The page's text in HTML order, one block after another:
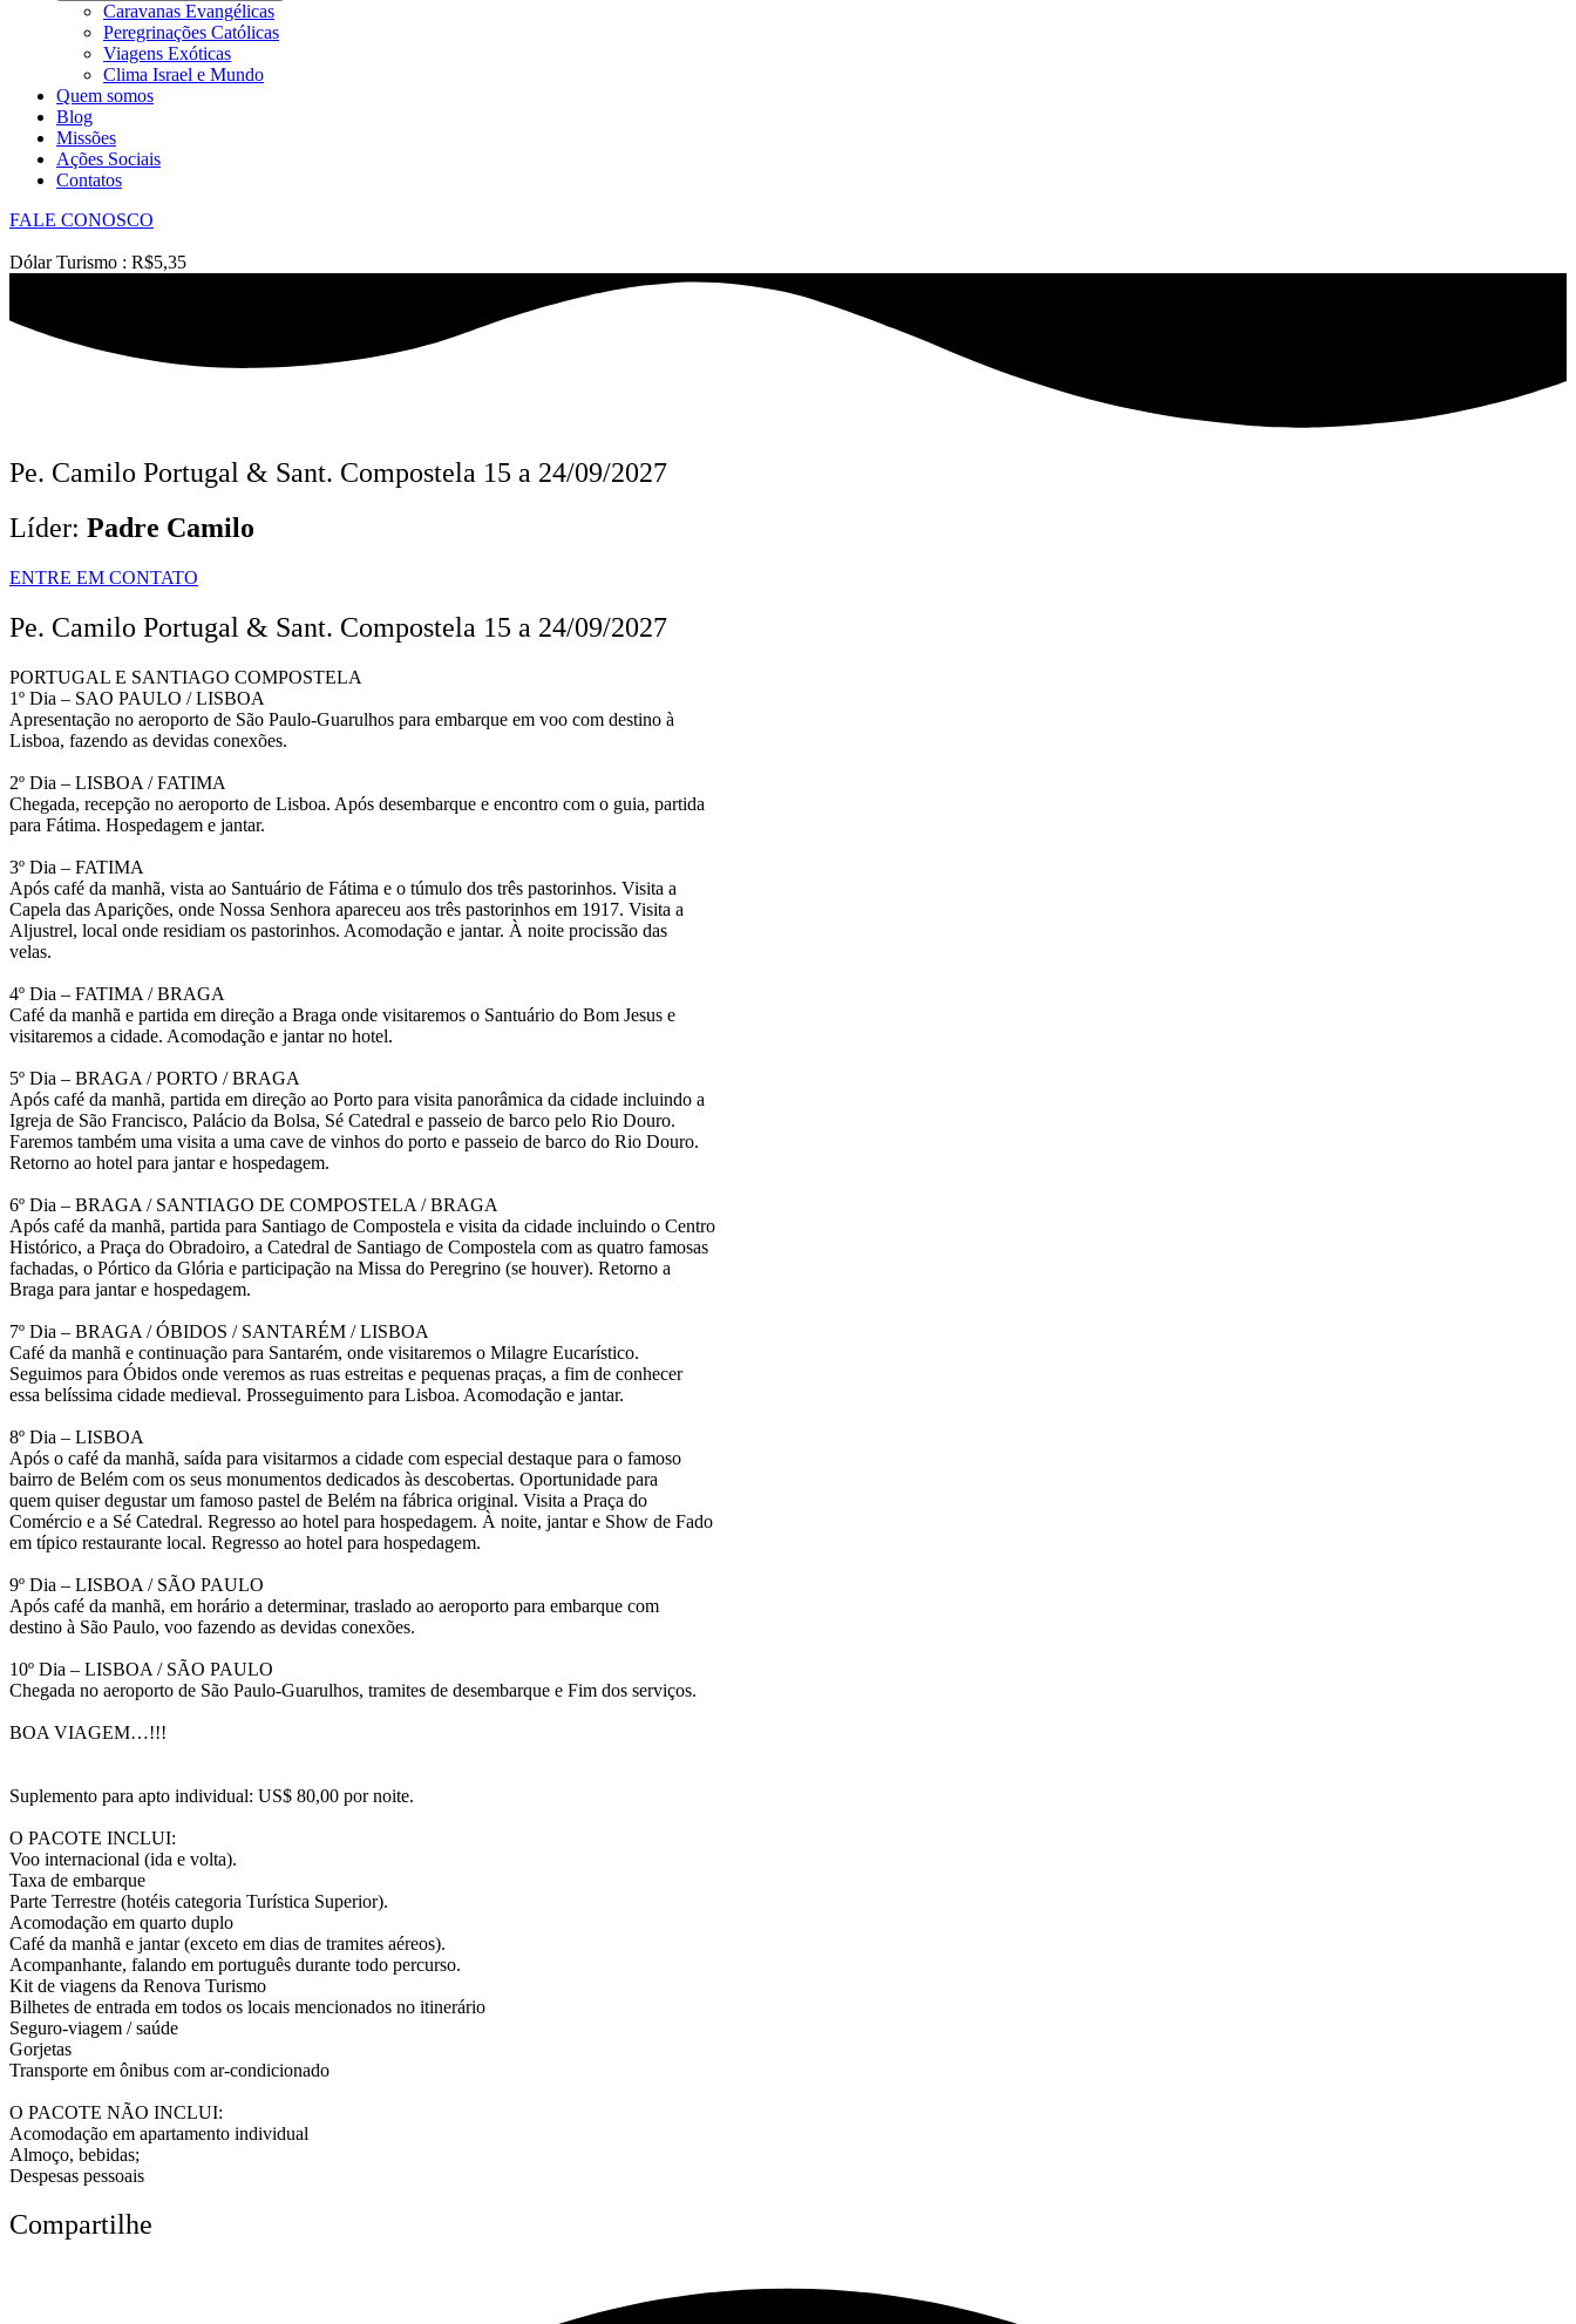
Caravanas Evangélicas
Peregrinações Católicas
Viagens Exóticas
Clima Israel e Mundo
Quem somos
Blog
Missões
Ações Sociais
Contatos
FALE CONOSCO
Dólar Turismo : R$5,35
Pe. Camilo Portugal & Sant. Compostela 15 a 24/09/2027
Líder: Padre Camilo
ENTRE EM CONTATO
Pe. Camilo Portugal & Sant. Compostela 15 a 24/09/2027
PORTUGAL E SANTIAGO COMPOSTELA
1º Dia – SAO PAULO / LISBOA
Apresentação no aeroporto de São Paulo-Guarulhos para embarque em voo com destino à
Lisboa, fazendo as devidas conexões.
2º Dia – LISBOA / FATIMA
Chegada, recepção no aeroporto de Lisboa. Após desembarque e encontro com o guia, partida
para Fátima. Hospedagem e jantar.
3º Dia – FATIMA
Após café da manhã, vista ao Santuário de Fátima e o túmulo dos três pastorinhos. Visita a
Capela das Aparições, onde Nossa Senhora apareceu aos três pastorinhos em 1917. Visita a
Aljustrel, local onde residiam os pastorinhos. Acomodação e jantar. À noite procissão das
velas.
4º Dia – FATIMA / BRAGA
Café da manhã e partida em direção a Braga onde visitaremos o Santuário do Bom Jesus e
visitaremos a cidade. Acomodação e jantar no hotel.
5º Dia – BRAGA / PORTO / BRAGA
Após café da manhã, partida em direção ao Porto para visita panorâmica da cidade incluindo a
Igreja de São Francisco, Palácio da Bolsa, Sé Catedral e passeio de barco pelo Rio Douro.
Faremos também uma visita a uma cave de vinhos do porto e passeio de barco do Rio Douro.
Retorno ao hotel para jantar e hospedagem.
6º Dia – BRAGA / SANTIAGO DE COMPOSTELA / BRAGA
Após café da manhã, partida para Santiago de Compostela e visita da cidade incluindo o Centro
Histórico, a Praça do Obradoiro, a Catedral de Santiago de Compostela com as quatro famosas
fachadas, o Pórtico da Glória e participação na Missa do Peregrino (se houver). Retorno a
Braga para jantar e hospedagem.
7º Dia – BRAGA / ÓBIDOS / SANTARÉM / LISBOA
Café da manhã e continuação para Santarém, onde visitaremos o Milagre Eucarístico.
Seguimos para Óbidos onde veremos as ruas estreitas e pequenas praças, a fim de conhecer
essa belíssima cidade medieval. Prosseguimento para Lisboa. Acomodação e jantar.
8º Dia – LISBOA
Após o café da manhã, saída para visitarmos a cidade com especial destaque para o famoso
bairro de Belém com os seus monumentos dedicados às descobertas. Oportunidade para
quem quiser degustar um famoso pastel de Belém na fábrica original. Visita a Praça do
Comércio e a Sé Catedral. Regresso ao hotel para hospedagem. À noite, jantar e Show de Fado
em típico restaurante local. Regresso ao hotel para hospedagem.
9º Dia – LISBOA / SÃO PAULO
Após café da manhã, em horário a determinar, traslado ao aeroporto para embarque com
destino à São Paulo, voo fazendo as devidas conexões.
10º Dia – LISBOA / SÃO PAULO
Chegada no aeroporto de São Paulo-Guarulhos, tramites de desembarque e Fim dos serviços.
BOA VIAGEM…!!!
Suplemento para apto individual: US$ 80,00 por noite.
O PACOTE INCLUI:
Voo internacional (ida e volta).
Taxa de embarque
Parte Terrestre (hotéis categoria Turística Superior).
Acomodação em quarto duplo
Café da manhã e jantar (exceto em dias de tramites aéreos).
Acompanhante, falando em português durante todo percurso.
Kit de viagens da Renova Turismo
Bilhetes de entrada em todos os locais mencionados no itinerário
Seguro-viagem / saúde
Gorjetas
Transporte em ônibus com ar-condicionado
O PACOTE NÃO INCLUI:
Acomodação em apartamento individual
Almoço, bebidas;
Despesas pessoais
Compartilhe